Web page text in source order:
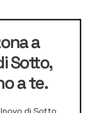
a
Sotto,
a te.
di Sotto